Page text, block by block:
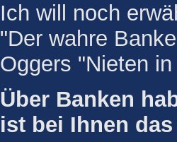
Ich will noch
"Der wahre
Oggers "Nieten
Über Banken
ist bei Ihnen